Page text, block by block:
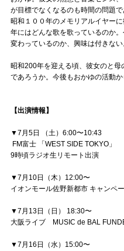
が目標でなくなるのも時間の問題で
昭和１００年のメモリアルイヤー
年にはどんな歌を歌っているのか
変わっているのか、興味は付きない
昭和200年を迎える頃、彼女のと
であろうか。今後もおかゆの活動か
【出演情報】
▼7月5日 （土）6:00〜10:43
FM富士 「WEST SIDE TOKYO」
9時頃ラジオ生リモート出演
▼7月10日（木）12:00〜
イオンモール佐野新都市 キャンペ
▼7月13日（日） 18:30〜
大阪ライブ MUSIC de BAL
▼7月16日（水）15:00〜